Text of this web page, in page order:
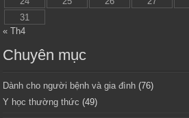
31
« Th4
Chuyên mục
Dành cho người bệnh và gia đình (76)
Y học thường thức (49)